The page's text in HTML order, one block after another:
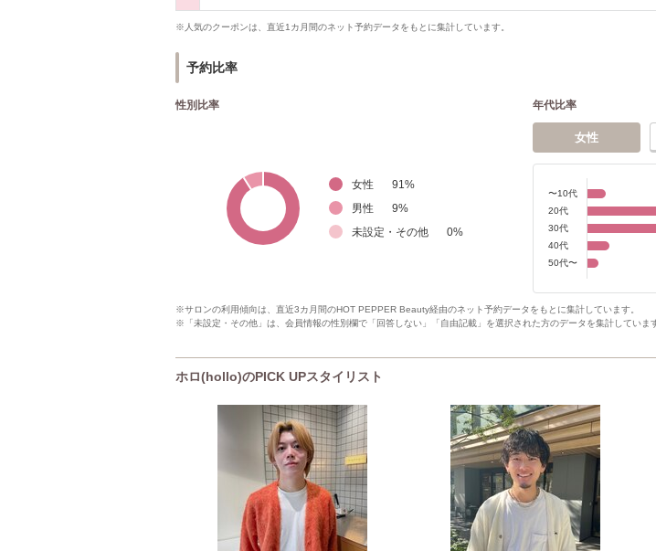
※人気のクーポンは、直近1カ月間のネット予約データをもとに集計しています。
予約比率
性別比率
女性 91 %
男性
9%
未設定・その他
0%
年代比率
女性
〜10代
20代
30代
40代
50代〜
※サロンの利用傾向は、直近3カ月間のHOT PEPPER Beauty経由のネット予約データをもとに集計しています。
※「未設定・その他」は、会員情報の性別欄で「回答しない」「自由記載」を選択された方のデータを集計しています
ホロ(hollo)のPICK UPスタイリスト